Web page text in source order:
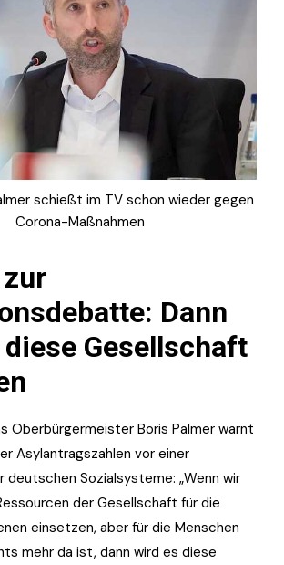
schießt im TV schon wieder gegen
Corona-Maßnahmen
Dann
Gesellschaft
Oberbürgermeister Boris Palmer warnt
Asylantragszahlen vor einer
deutschen Sozialsysteme: „Wenn wir
der Gesellschaft für die
einsetzen, aber für die Menschen
mehr da ist, dann wird es diese